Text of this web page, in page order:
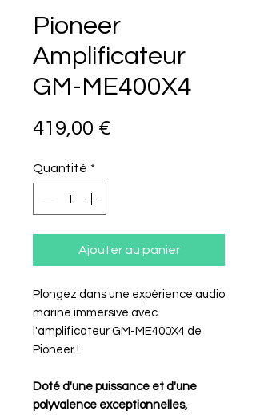
Pioneer
Amplificateur
GM-ME400X4
419,00 €
Quantité *
Ajouter au panier
Plongez dans une expérience audio
marine immersive avec
l'amplificateur GM-ME400X4 de
Pioneer !
Doté d'une puissance et d'une
polyvalence exceptionnelles,